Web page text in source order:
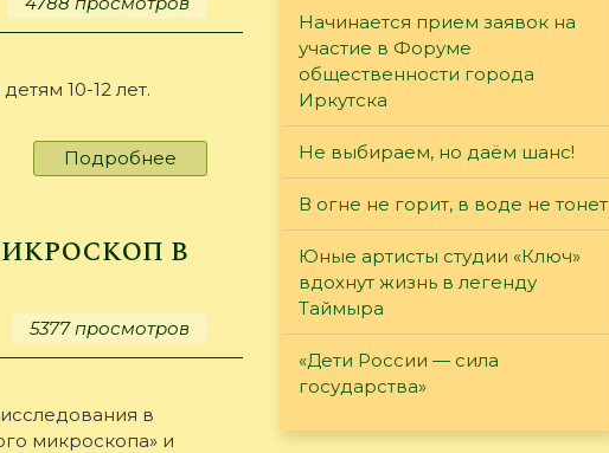
10-12 лет.
Подробнее
топ
для
10-
12
лет
в
5377 просмотров
в
микроскопа» и
Начинается прием заявок на
участие в Форуме
общественности города
Иркутска
Не выбираем, но даём шанс!
В огне не горит, в воде не тонет
Юные артисты студии «Ключ»
вдохнут жизнь в легенду
Таймыра
«Дети России — сила
государства»